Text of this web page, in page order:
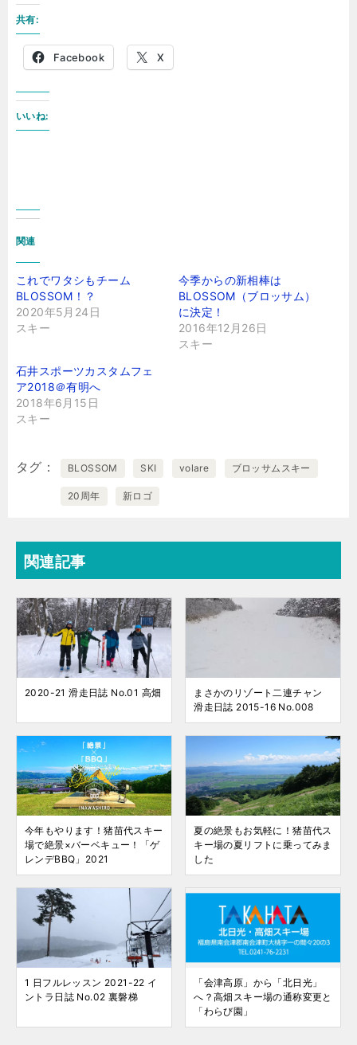
共有:
Facebook X
いいね:
関連
これでワタシもチーム
BLOSSOM！？
2020年5月24日
スキー
今季からの新相棒は
BLOSSOM（ブロッサム）
に決定！
2016年12月26日
スキー
石井スポーツカスタムフェ
ア2018＠有明へ
2018年6月15日
スキー
タグ BLOSSOM SKI volare ブロッサムスキー
20周年 新ロゴ
関連記事
2020-21 滑走日誌 No.01 高畑
まさかのリゾート二連チャン
滑走日誌 2015-16 No.008
今年もやります！猪苗代スキー
場で絶景×バーベキュー！「ゲ
レンデBBQ」2021
夏の絶景もお気軽に！猪苗代ス
キー場の夏リフトに乗ってみま
した
1 日フルレッスン 2021-22 イ
ントラ日誌 No.02 裏磐梯
「会津高原」から「北日光」
へ？高畑スキー場の通称変更と
「わらび園」